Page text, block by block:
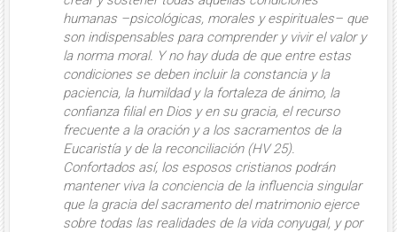
humanas –psicológicas, morales y espirituales– que
son indispensables para comprender y vivir el valor y
la norma moral. Y no hay duda de que entre estas
condiciones se deben incluir la constancia y la
paciencia, la humildad y la fortaleza de ánimo, la
confianza filial en Dios y en su gracia, el recurso
frecuente a la oración y a los sacramentos de la
Eucaristía y de la reconciliación (HV25).
Confortados así, los esposos cristianos podrán
mantener viva la conciencia de la influencia singular
que la gracia del sacramento del matrimonio ejerce
sobre todas las realidades de la vida conyugal, y por